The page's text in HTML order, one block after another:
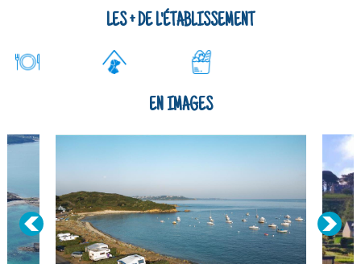
LES + DE L'ÉTABLISSEMENT
EN IMAGES